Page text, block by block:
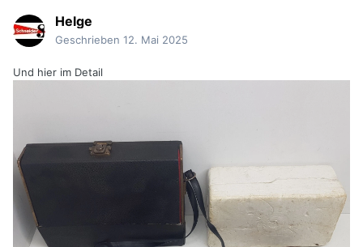
Helge
Geschrieben 12. Mai 2025
Und hier im Detail